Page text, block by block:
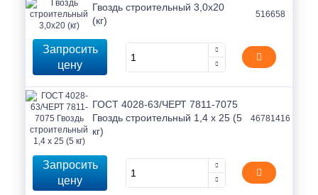
Гвоздь строительный 3,0х20
(кг)
516658
Запросить
цену
ГОСТ 4028-63/ЧЕРТ 7811-7075
Гвоздь строительный 1,4 x 25 (5
кг)
46781416
Запросить
цену